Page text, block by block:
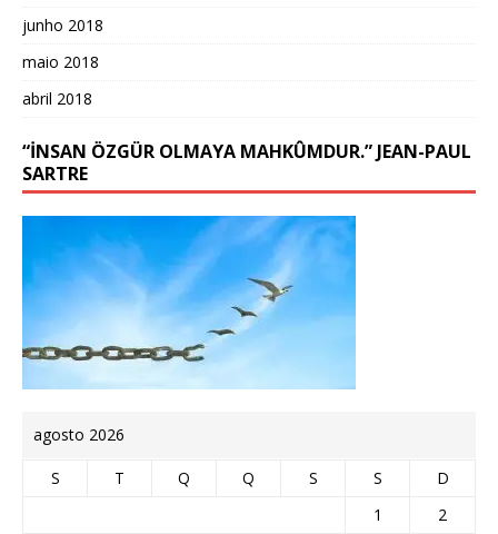
junho 2018
maio 2018
abril 2018
“İNSAN ÖZGÜR OLMAYA MAHKÛMDUR.” JEAN-PAUL
SARTRE
agosto 2026
S T Q Q S S
D
1
2